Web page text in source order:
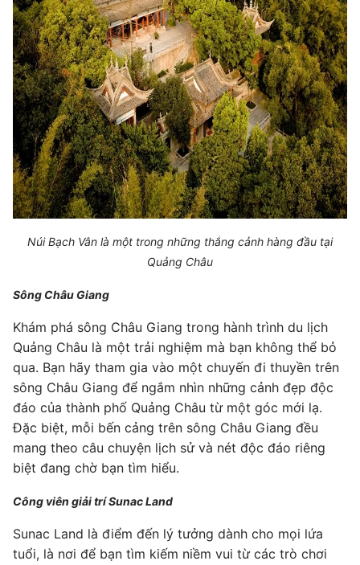
Núi Bạch Vân là một trong những thắng cảnh hàng đầu tại
Quảng Châu
Sông Châu Giang
Khám phá sông Châu Giang trong hành trình du lịch
Quảng Châu là một trải nghiệm mà bạn không thể bỏ
qua. Bạn hãy tham gia vào một chuyến đi thuyền trên
sông Châu Giang để ngắm nhìn những cảnh đẹp độc
đáo của thành phố Quảng Châu từ một góc mới lạ.
Đặc biệt, mỗi bến cảng trên sông Châu Giang đều
mang theo câu chuyện lịch sử và nét độc đáo riêng
biệt đang chờ bạn tìm hiểu.
Công viên giải trí Sunac Land
Sunac Land là điểm đến lý tưởng dành cho mọi lứa
tuổi, là nơi để bạn tìm kiếm niềm vui từ các trò chơi